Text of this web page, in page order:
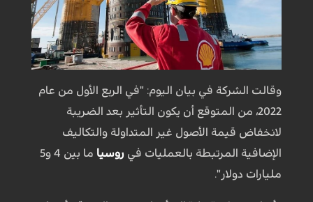
وقالت الشركة في بيان اليوم: "في الربع الأول من عام
2022، من المتوقع أن يكون التأثير بعد الضريبة
لانخفاض قيمة الأصول غير المتداولة والتكاليف
الإضافية المرتبطة بالعمليات في روسيا
ما بين 4 و5
مليارات دولار".